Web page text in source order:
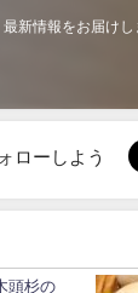
最新情報をお届けし
ローしよう
頭杉の